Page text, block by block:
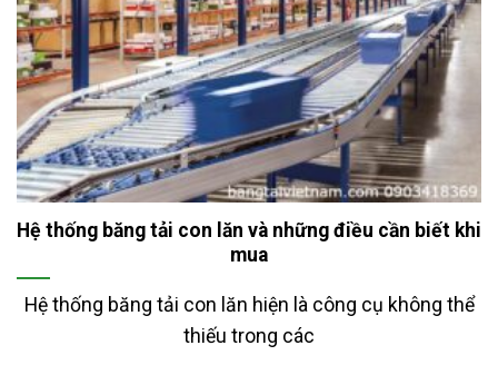
Hệ thống băng tải con lăn và những điều cần biết khi
mua
Hệ thống băng tải con lăn hiện là công cụ không thể
thiếu trong các